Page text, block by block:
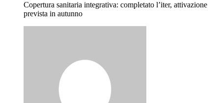
Copertura sanitaria integrativa: completato l’iter, attivazione
prevista in autunno